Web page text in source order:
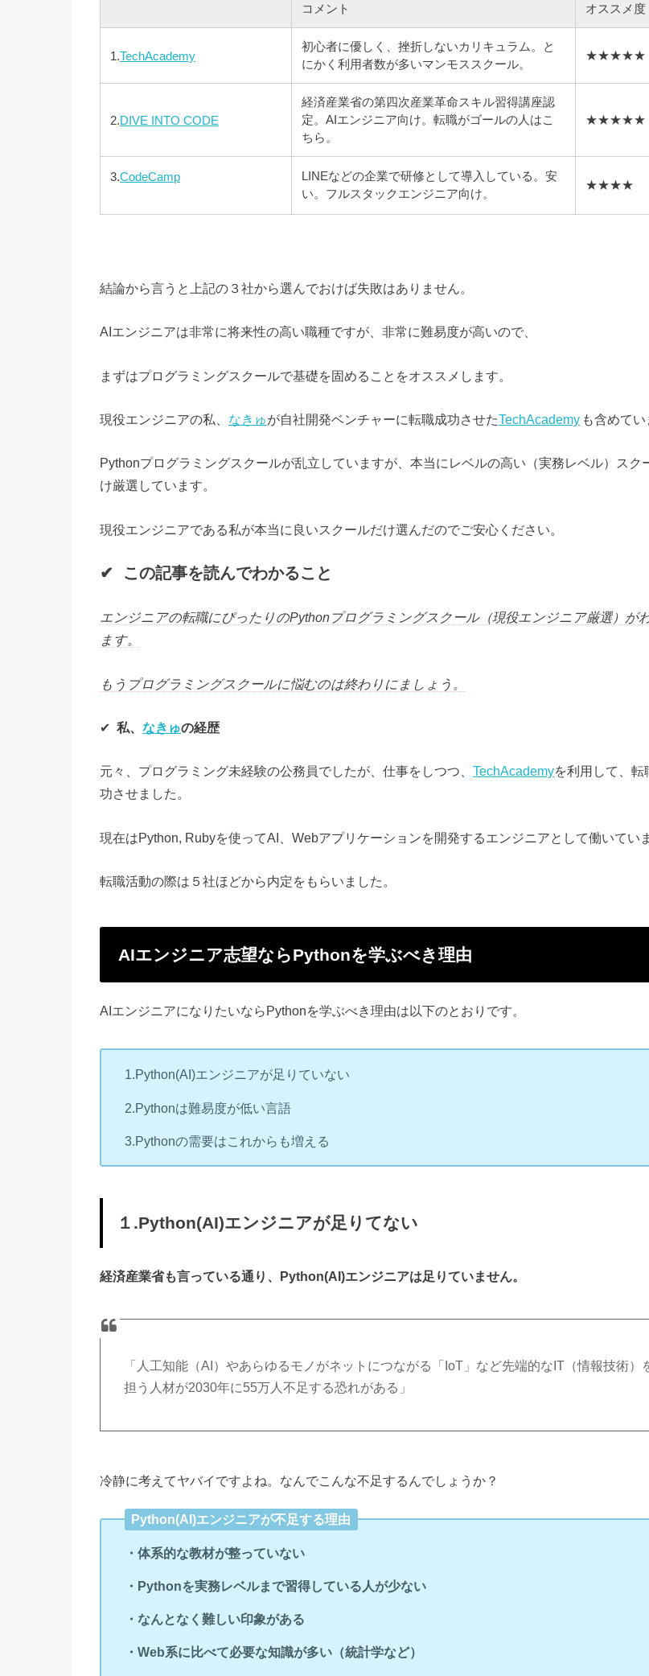
コメント オススメ度
1.TechAcademy
初心者に優しく、挫折しないカリキュラム。と
にかく利用者数が多いマンモススクール。
★★★★★
2.DIVE INTO CODE
経済産業省の第四次産業革命スキル習得講座認
定。AIエンジニア向け。転職がゴールの人はこ
ちら。
★★★★★
3.CodeCamp
LINEなどの企業で研修として導入している。安
い。フルスタックエンジニア向け。
★★★★
結論から言うと上記の３社から選んでおけば失敗はありません。
AIエンジニアは非常に将来性の高い職種ですが、非常に難易度が高いので、
まずはプログラミングスクールで基礎を固めることをオススメします。
現役エンジニアの私、 なきゅが自社開発ベンチャーに転職成功させたTechAcademy も含めてい
Pythonプログラミングスクールが乱立していますが、本当にレベルの高い（実務レベル）スク
け厳選しています。
現役エンジニアである私が本当に良いスクールだけ選んだのでご安心ください。
✔︎ この記事を読んでわかること
エンジニアの転職にぴったりのPythonプログラミングスクール（現役エンジニア厳選）が
ます。
もうプログラミングスクールに悩むのは終わりにましょう。
✔︎ 私、 なきゅの経歴
元々、プログラミング未経験の公務員でしたが、仕事をしつつ、 TechAcademyを利用して、転
功させました。
現在はPython, Rubyを使ってAI、Webアプリケーションを開発するエンジニアとして働いていま
転職活動の際は５社ほどから内定をもらいました。
AIエンジニア志望ならPythonを学ぶべき理由
AIエンジニアになりたいならPythonを学ぶべき理由は以下のとおりです。
1.Python(AI)エンジニアが足りていない
2.Pythonは難易度が低い言語
3.Pythonの需要はこれからも増える
１.Python(AI)エンジニアが足りてない
経済産業省も言っている通り、Python(AI)エンジニアは足りていません。
「人工知能（AI）やあらゆるモノがネットにつながる「IoT」など先端的なIT（情報技術）
担う人材が2030年に55万人不足する恐れがある」
冷静に考えてヤバイですよね。なんでこんな不足するんでしょうか？
Python(AI)エンジニアが不足する理由
・体系的な教材が整っていない
・Pythonを実務レベルまで習得している人が少ない
・なんとなく難しい印象がある
・Web系に比べて必要な知識が多い（統計学など）